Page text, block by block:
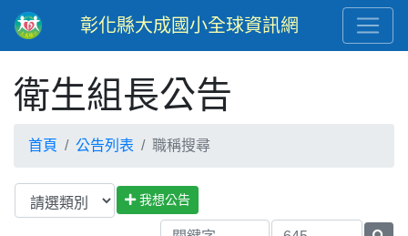
彰化縣大成國小全球資訊網
衛生組長公告
首頁 公告列表 職稱搜尋
我想公告